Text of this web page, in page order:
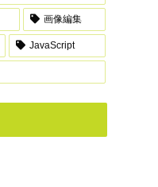
画像編集
JavaScript